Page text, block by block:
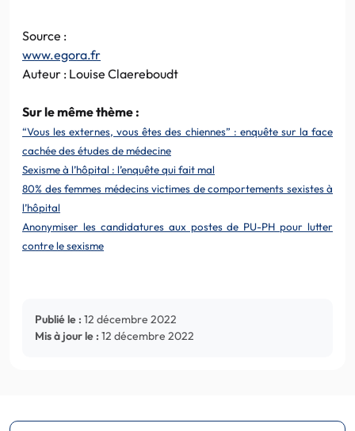
Source :
www.egora.fr
Auteur : Louise Claereboudt
Sur le même thème :
“Vous les externes, vous êtes des chiennes” : enquête sur la face
cachée des études de médecine
Sexisme à l’hôpital : l’enquête qui fait mal
80% des femmes médecins victimes de comportements sexistes à
l’hôpital
Anonymiser les candidatures aux postes de PU-PH pour lutter
contre le sexisme
Publié le : 12 décembre 2022
Mis à jour le : 12 décembre 2022